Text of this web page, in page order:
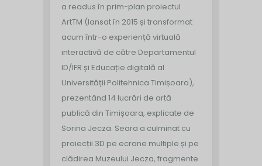
a readus în prim-plan proiectul
ArtTM (lansat în 2015 și transformat
acum într-o experiență virtuală
interactivă de către Departamentul
ID/IFR și Educație digitală al
Universității Politehnica Timișoara),
prezentând 14 lucrări de artă
publică din Timișoara, explicate de
Sorina Jecza. Seara a culminat cu
proiecții 3D pe ecrane multiple și pe
clădirea Muzeului Jecza, fragmente